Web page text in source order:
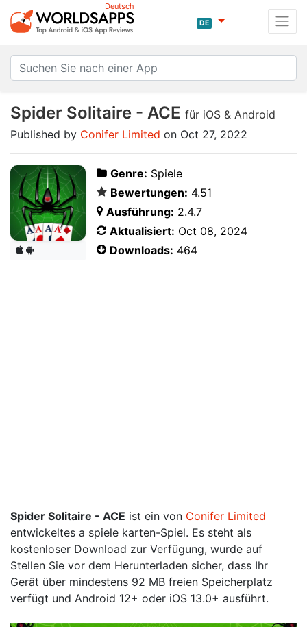
Deutsch
DE
Spider Solitaire - ACE für iOS & Android
Published by Conifer Limited on Oct 27, 2022
Genre: Spiele
Bewertungen: 4.51
Ausführung: 2.4.7
Aktualisiert: Oct 08, 2024
Downloads: 464
Spider Solitaire - ACE ist ein von Conifer Limited
entwickeltes a spiele karten-Spiel. Es steht als
kostenloser Download zur Verfügung, wurde auf
Stellen Sie vor dem Herunterladen sicher, dass Ihr
Gerät über mindestens 92 MB freien Speicherplatz
verfügt und Android 12+ oder iOS 13.0+ ausführt.